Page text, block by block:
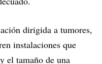
dirigida a tumores,
instalaciones que
el tamaño de una